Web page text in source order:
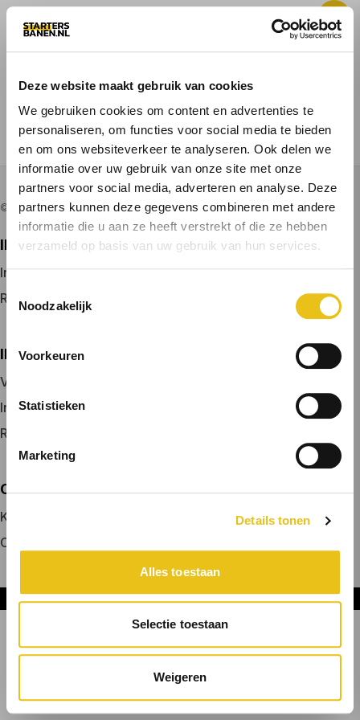
Deze website maakt gebruik van cookies
We gebruiken cookies om content en advertenties te
personaliseren, om functies voor social media te bieden
en om ons websiteverkeer te analyseren. Ook delen we
informatie over uw gebruik van onze site met onze
partners voor social media, adverteren en analyse. Deze
partners kunnen deze gegevens combineren met andere
informatie die u aan ze heeft verstrekt of die ze hebben
verzameld op basis van uw gebruik van hun services.
Noodzakelijk
Voorkeuren
Statistieken
Marketing
Details tonen
Alles toestaan
Selectie toestaan
Weigeren
VOOR KANDIDATEN
© 2026 door startersbanen.nl
IK ZOEK EEN BAAN
Inloggen
Registreren
IK BEN WERKGEVER
Vacature plaatsen
Inloggen
Registreren
OVER ONS
Kennismaken met MELON
Contact
Onderdeel van DNL Groep